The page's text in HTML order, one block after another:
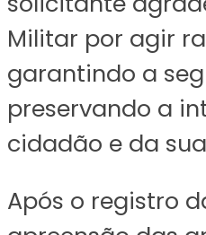
Militar por agir
garantindo a
preservando a
cidadão e da
Após o registro